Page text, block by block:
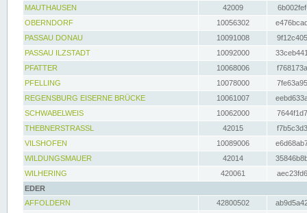
MAUTHAUSEN
42009
OBERNDORF
10056302
PASSAU DONAU
10091008
PASSAU ILZSTADT
10092000
PFATTER
10068006
PFELLING
10078000
REGENSBURG EISERNE BRÜCKE
10061007
SCHWABELWEIS
10062000
THEBNERSTRASSL
42015
VILSHOFEN
10089006
WILDUNGSMAUER
42014
WILHERING
420061
EDER
AFFOLDERN
42800502